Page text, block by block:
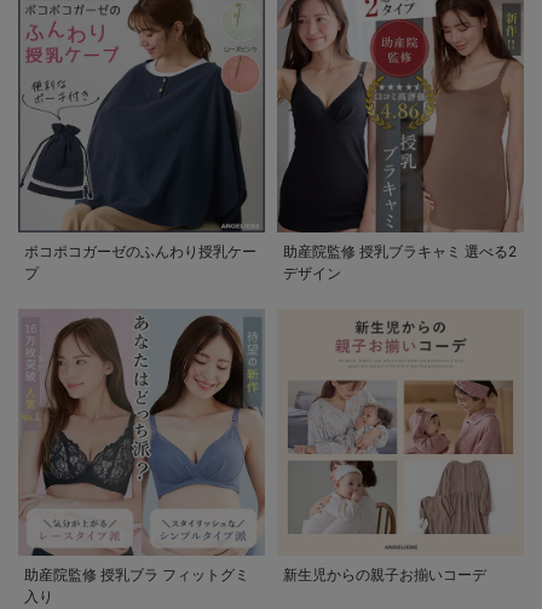
ポコポコガーゼのふんわり授乳ケー
プ
助産院監修 授乳ブラキャミ 選べる2
デザイン
助産院監修 授乳ブラ フィットグミ
入り
新生児からの親子お揃いコーデ